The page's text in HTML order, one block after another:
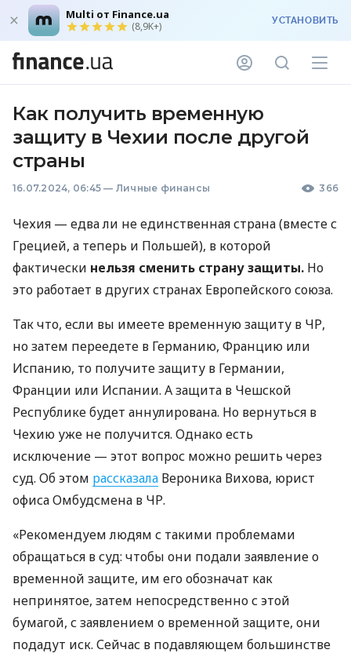
Multi от Finance.ua
(8,9K+) УСТАНОВИТЬ
Как получить временную
защиту в Чехии после другой
страны
16.07.2024, 06:45 — Личные финансы 366
Чехия — едва ли не единственная страна (вместе с
Грецией, а теперь и Польшей), в которой
фактически нельзя сменить страну защиты. Но
это работает в других странах Европейского союза.
Так что, если вы имеете временную защиту в ЧР,
но затем переедете в Германию, Францию ​​или
Испанию, то получите защиту в Германии,
Франции или Испании. А защита в Чешской
Республике будет аннулирована. Но вернуться в
Чехию уже не получится. Однако есть
исключение — этот вопрос можно решить через
суд. Об этом рассказала Вероника Вихова, юрист
офиса Омбудсмена в ЧР.
«Рекомендуем людям с такими проблемами
обращаться в суд: чтобы они подали заявление о
временной защите, им его обозначат как
непринятое, затем непосредственно с этой
бумагой, с заявлением о временной защите, они
подадут иск. Сейчас в подавляющем большинстве